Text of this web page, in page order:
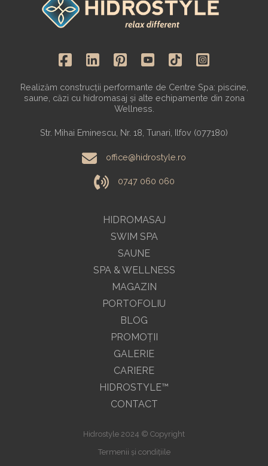
HIDROMASAJ
SWIM SPA
SAUNE
SPA & WELLNESS
MAGAZIN
Realizăm construcții performante de Centre Spa: piscine,
saune, căzi cu hidromasaj și alte echipamente din zona
Wellness.
Str. Mihai Eminescu, Nr. 18, Tunari, Ilfov (077180)
office@hidrostyle.ro
0747 060 060
PORTOFOLIU
BLOG
PROMOŢII
GALERIE
CARIERE
HIDROSTYLE™
CONTACT
Hidrostyle 2024 © Copyright
Termenii și condițiile